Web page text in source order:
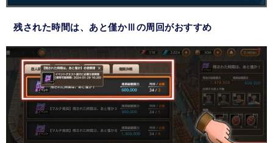
残された時間は、あと僅かⅢの周回がおすすめ